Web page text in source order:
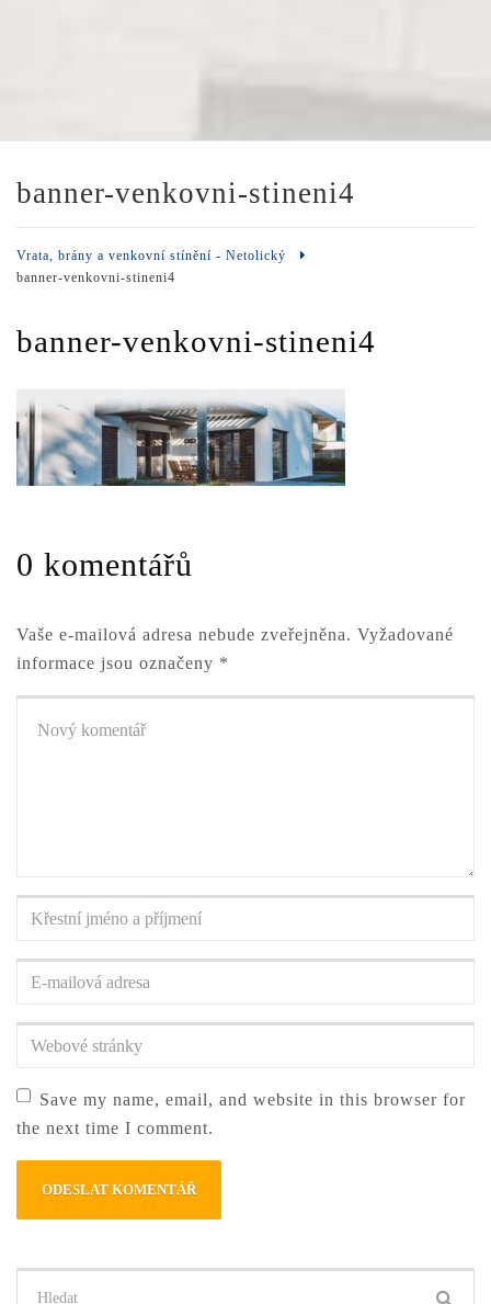
banner-venkovni-stineni4
Vrata, brány a venkovní stínění - Netolický
banner-venkovni-stineni4
banner-venkovni-stineni4
0 komentářů
Vaše e-mailová adresa nebude zveřejněna. Vyžadované
informace jsou označeny *
komentář*
Křestní
a
příjmení*
adresa*
Save my name, email, and website in this browser for
the next time I comment.